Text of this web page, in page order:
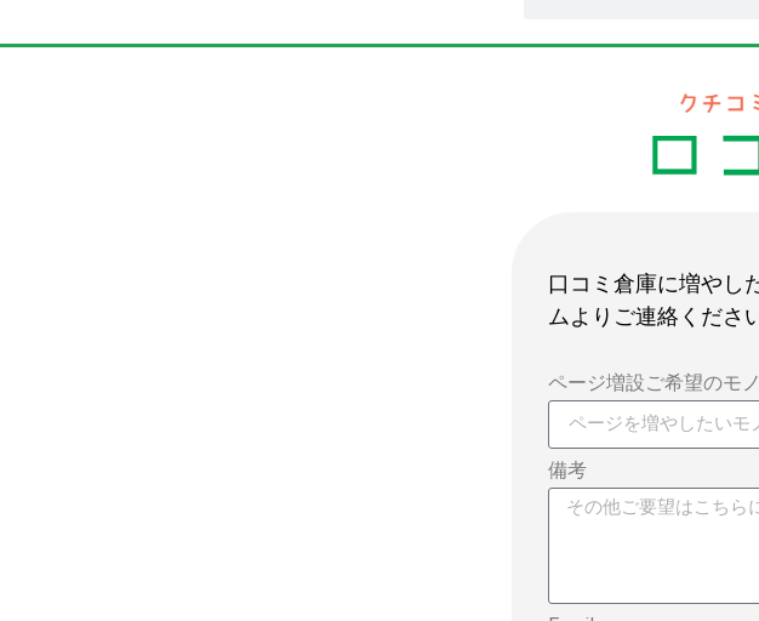
口コミ倉庫に増やし
ムよりご連絡くださ
ページ増設ご希望のモ
備考